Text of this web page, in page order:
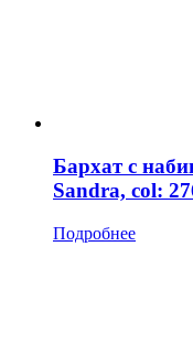
Бархат с
Sandra, col:
Подробнее